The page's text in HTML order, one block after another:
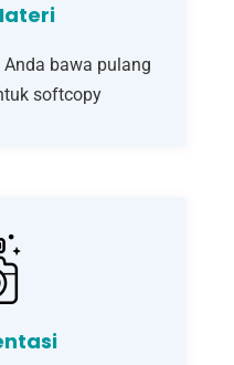
bawa pulang
softcopy